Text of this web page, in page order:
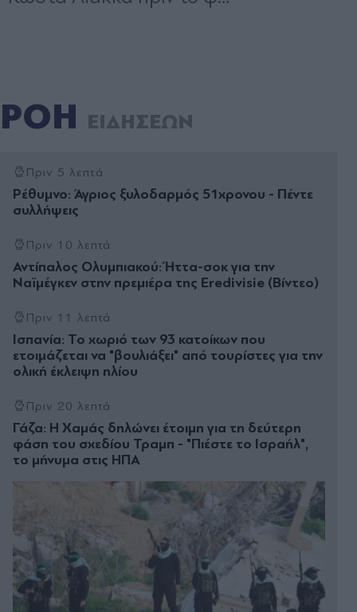
ΡΟΗ ΕΙΔΗΣΕΩΝ
Πριν 5 λεπτά
Ρέθυμνο: Άγριος ξυλοδαρμός 51χρονου - Πέντε
συλλήψεις
Πριν 10 λεπτά
Αντίπαλος Ολυμπιακού: Ήττα-σοκ για την
Ναϊμέγκεν στην πρεμιέρα της Eredivisie (Βίντεο)
Πριν 11 λεπτά
Ισπανία: Το χωριό των 93 κατοίκων που
ετοιμάζεται να "βουλιάξει" από τουρίστες για την
ολική έκλειψη ηλίου
Πριν 20 λεπτά
Γάζα: Η Χαμάς δηλώνει έτοιμη για τη δεύτερη
φάση του σχεδίου Τραμπ - "Πιέστε το Ισραήλ",
το μήνυμα στις ΗΠΑ